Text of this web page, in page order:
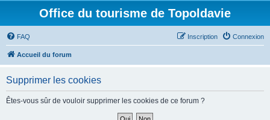
Office du tourisme de Topoldavie
FAQ Connexion
Inscription
Accueil du forum
Supprimer les cookies
Êtes-vous sûr de vouloir supprimer les cookies de ce forum ?